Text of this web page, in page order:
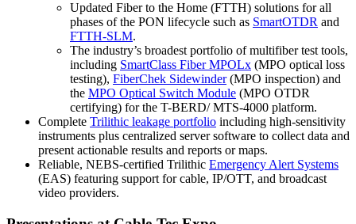
Updated Fiber to the Home (FTTH) solutions for all
phases of the PON lifecycle such as SmartOTDR and
FTTH-SLM.
The industry’s broadest portfolio of multifiber test tools,
including SmartClass Fiber MPOLx (MPO optical loss
testing), FiberChek Sidewinder(MPO inspection) and
the MPO Optical Switch Module (MPO OTDR
certifying) for the T-BERD/ MTS-4000 platform.
Complete Trilithic leakage portfolio including high-sensitivity
instruments plus centralized server software to collect data and
present actionable results and reports or maps.
Reliable, NEBS-certified Trilithic Emergency Alert Systems
(EAS) featuring support for cable, IP/OTT, and broadcast
video providers.